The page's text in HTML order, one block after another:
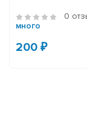
0
много
200 ₽